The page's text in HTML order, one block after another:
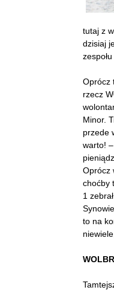
tutaj z
dzisiaj
Oprócz
rzecz
Minor.
przede
warto!
Oprócz
choćby
1
to na